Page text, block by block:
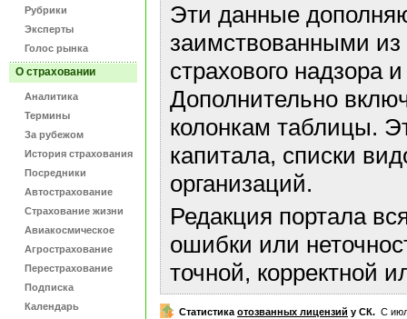
Рубрики
Эксперты
Голос рынка
О страховании
Аналитика
Термины
За рубежом
История страхования
Посредники
Автострахование
Страхование жизни
Авиакосмическое
Агрострахование
Перестрахование
Подписка
Календарь
Эти данные
заимствованными
страхового надзора
Дополнительно
колонкам таблицы.
капитала, списки
организаций.
Редакция портала
ошибки или
точной, корректной
Статистика отозванных лицензий у СК. C